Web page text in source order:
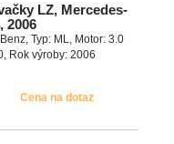
LZ, Mercedes-
2006
Typ: ML, Motor: 3.0
Rok výroby: 2006
Cena na dotaz